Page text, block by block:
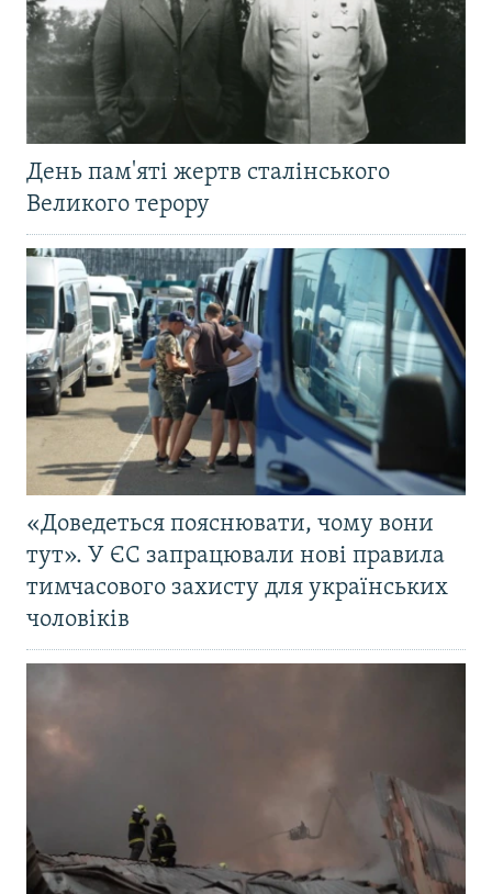
День пам'яті жертв сталінського
Великого терору
«Доведеться пояснювати, чому вони
тут». У ЄС запрацювали нові правила
тимчасового захисту для українських
чоловіків